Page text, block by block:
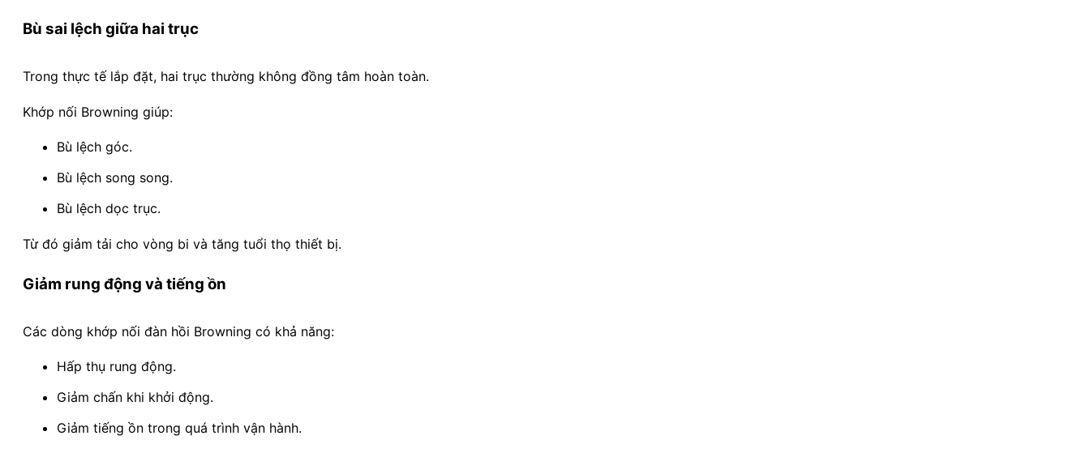
Bù sai lệch giữa hai trục
Trong thực tế lắp đặt, hai trục thường không đồng tâm hoàn toàn.
Khớp nối Browning giúp:
Bù lệch góc.
Bù lệch song song.
Bù lệch dọc trục.
Từ đó giảm tải cho vòng bi và tăng tuổi thọ thiết bị.
Giảm rung động và tiếng ồn
Các dòng khớp nối đàn hồi Browning có khả năng:
Hấp thụ rung động.
Giảm chấn khi khởi động.
Giảm tiếng ồn trong quá trình vận hành.